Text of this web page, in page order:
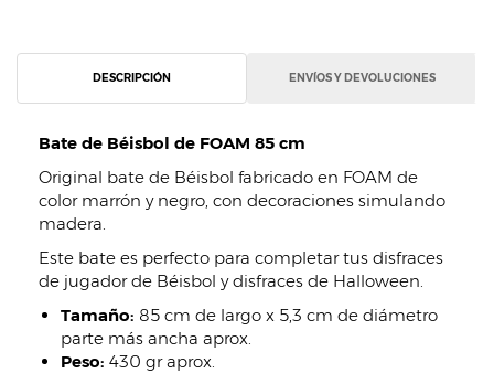
DESCRIPCIÓN ENVÍOS Y DEVOLUCIONES
Bate de Béisbol de FOAM 85 cm
Original bate de Béisbol fabricado en FOAM de
color marrón y negro, con decoraciones simulando
madera.
Este bate es perfecto para completar tus disfraces
de jugador de Béisbol y disfraces de Halloween.
Tamaño: 85 cm de largo x 5,3 cm de diámetro
parte más ancha aprox.
Peso: 430 gr aprox.